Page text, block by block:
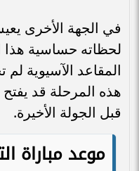
في الجهة الأخرى
لحظاته حساسية
المقاعد الآسيوية
هذه المرحلة قد
قبل الجولة الأخيرة.
موعد مباراة